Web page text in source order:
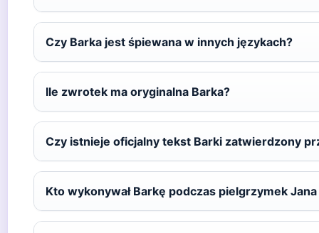
Czy Barka jest śpiewana w innych językach?
Ile zwrotek ma oryginalna Barka?
Czy istnieje oficjalny tekst Barki zatwierdzony
Kto wykonywał Barkę podczas pielgrzymek Jana